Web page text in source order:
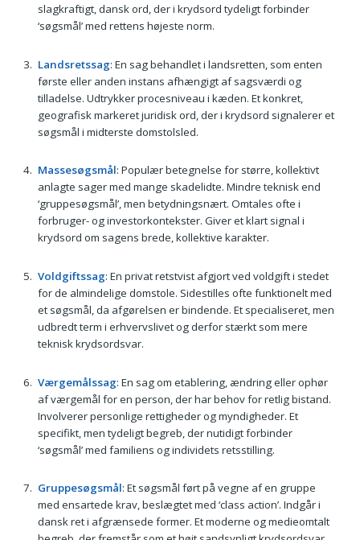
slagkraftigt, dansk ord, der i krydsord tydeligt forbinder
‘søgsmål’ med rettens højeste norm.
Landsretssag: En sag behandlet i landsretten, som enten
første eller anden instans afhængigt af sagsværdi og
tilladelse. Udtrykker procesniveau i kæden. Et konkret,
geografisk markeret juridisk ord, der i krydsord signalerer et
søgsmål i midterste domstolsled.
Massesøgsmål: Populær betegnelse for større, kollektivt
anlagte sager med mange skadelidte. Mindre teknisk end
‘gruppesøgsmål’, men betydningsnært. Omtales ofte i
forbruger- og investorkontekster. Giver et klart signal i
krydsord om sagens brede, kollektive karakter.
Voldgiftssag: En privat retstvist afgjort ved voldgift i stedet
for de almindelige domstole. Sidestilles ofte funktionelt med
et søgsmål, da afgørelsen er bindende. Et specialiseret, men
udbredt term i erhvervslivet og derfor stærkt som mere
teknisk krydsordsvar.
Værgemålssag: En sag om etablering, ændring eller ophør
af værgemål for en person, der har behov for retlig bistand.
Involverer personlige rettigheder og myndigheder. Et
specifikt, men tydeligt begreb, der nutidigt forbinder
‘søgsmål’ med familiens og individets retsstilling.
Gruppesøgsmål: Et søgsmål ført på vegne af en gruppe
med ensartede krav, beslægtet med ‘class action’. Indgår i
dansk ret i afgrænsede former. Et moderne og medieomtalt